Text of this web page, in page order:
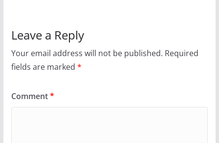
Leave a Reply
Your email address will not be published. Required
fields are marked *
Comment*